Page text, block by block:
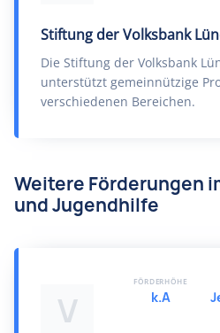
Stiftung der Volksbank
Die Stiftung der Volksbank
unterstützt gemeinnützige
verschiedenen Bereichen.
Weitere Förderungen
und Jugendhilfe
V
FÖRDERHÖHE
k.A